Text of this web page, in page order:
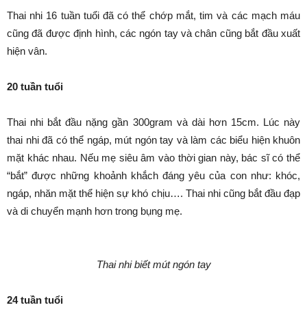
Thai nhi 16 tuần tuổi đã có thể chớp mắt, tim và các mạch máu
cũng đã được định hình, các ngón tay và chân cũng bắt đầu xuất
hiện vân.
20 tuần tuổi
Thai nhi bắt đầu nặng gần 300gram và dài hơn 15cm. Lúc này
thai nhi đã có thể ngáp, mút ngón tay và làm các biểu hiện khuôn
mặt khác nhau. Nếu mẹ siêu âm vào thời gian này, bác sĩ có thể
“bắt” được những khoảnh khắch đáng yêu của con như: khóc,
ngáp, nhăn mặt thể hiện sự khó chịu…. Thai nhi cũng bắt đầu đạp
và di chuyển mạnh hơn trong bụng mẹ.
Thai nhi biết mút ngón tay
24 tuần tuổi